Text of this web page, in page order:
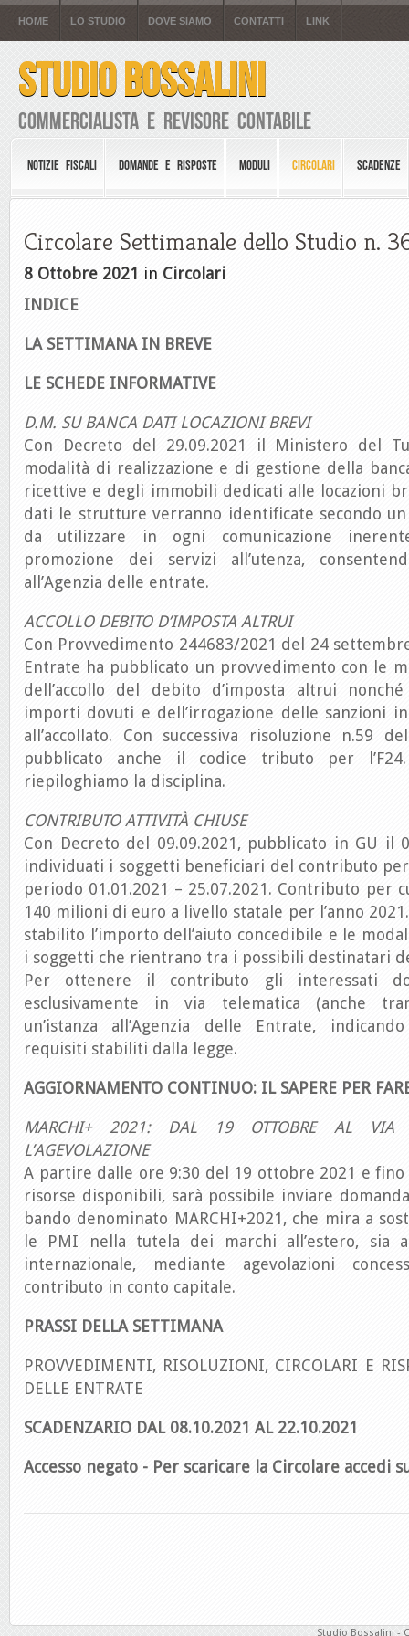
HOME LO STUDIO DOVE SIAMO CONTATTI LINK
STUDIO BOSSALINI
Commercialista e Revisore Contabile
NOTIZIE FISCALI DOMANDE E RISPOSTE MODULI CIRCOLARI SCADENZE
Circolare Settimanale dello Studio n.
8 Ottobre 2021 in Circolari
INDICE
LA SETTIMANA IN BREVE
LE SCHEDE INFORMATIVE
D.M. SU BANCA DATI LOCAZIONI BREVI
Con Decreto del 29.09.2021 il Ministero del
modalità di realizzazione e di gestione della
ricettive e degli immobili dedicati alle locazioni
dati le strutture verranno identificate secondo un
da utilizzare in ogni comunicazione
promozione dei servizi all’utenza,
all’Agenzia delle entrate.
ACCOLLO DEBITO D’IMPOSTA ALTRUI
Con Provvedimento 244683/2021 del 24
Entrate ha pubblicato un provvedimento con le
dell’accollo del debito d’imposta altrui
importi dovuti e dell’irrogazione delle sanzioni in
all’accollato. Con successiva risoluzione n.59
pubblicato anche il codice tributo per
riepiloghiamo la disciplina.
CONTRIBUTO ATTIVITÀ CHIUSE
Con Decreto del 09.09.2021, pubblicato in GU il
individuati i soggetti beneficiari del contributo
periodo 01.01.2021 – 25.07.2021. Contributo per
140 milioni di euro a livello statale per l’anno
stabilito l’importo dell’aiuto concedibile e le
i soggetti che rientrano tra i possibili destinatari
Per ottenere il contributo gli interessati
esclusivamente in via telematica (anche
un’istanza all’Agenzia delle Entrate,
requisiti stabiliti dalla legge.
AGGIORNAMENTO CONTINUO: IL SAPERE PER
MARCHI+ 2021: DAL 19 OTTOBRE AL VIA
L’AGEVOLAZIONE
A partire dalle ore 9:30 del 19 ottobre 2021 e fino
risorse disponibili, sarà possibile inviare
bando denominato MARCHI+2021, che mira a
le PMI nella tutela dei marchi all’estero, sia
internazionale, mediante agevolazioni
contributo in conto capitale.
PRASSI DELLA SETTIMANA
PROVVEDIMENTI, RISOLUZIONI, CIRCOLARI E
DELLE ENTRATE
SCADENZARIO DAL 08.10.2021 AL 22.10.2021
Accesso negato - Per scaricare la Circolare accedi
Studio Bossalini -